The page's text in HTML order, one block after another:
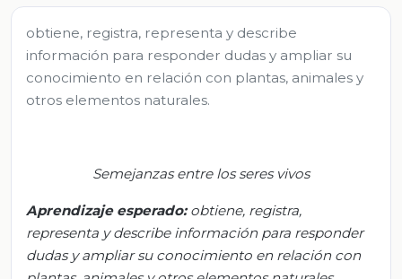
obtiene, registra, representa y describe
información para responder dudas y ampliar su
conocimiento en relación con plantas, animales y
otros elementos naturales.
Semejanzas entre los seres vivos
Aprendizaje esperado:obtiene, registra,
representa y describe información para responder
dudas y ampliar su conocimiento en relación con